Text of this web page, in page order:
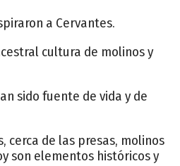
a Cervantes.
cultura de molinos y
sido fuente de vida y de
cerca de las presas, molinos
son elementos históricos y